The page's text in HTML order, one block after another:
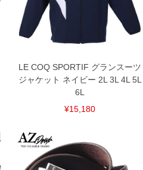
LE COQ SPORTIF グランスーツ
ジャケット ネイビー 2L 3L 4L 5L
6L
¥15,180